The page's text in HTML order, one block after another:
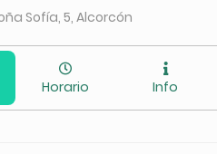
Sofía, 5, Alcorcón
Horario Info